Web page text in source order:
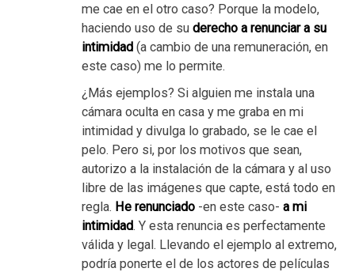
me cae en el otro caso? Porque la modelo,
haciendo uso de su derecho a renunciar a su
intimidad (a cambio de una remuneración, en
este caso) me lo permite.
¿Más ejemplos? Si alguien me instala una
cámara oculta en casa y me graba en mi
intimidad y divulga lo grabado, se le cae el
pelo. Pero si, por los motivos que sean,
autorizo a la instalación de la cámara y al uso
libre de las imágenes que capte, está todo en
regla. He renunciado -en este caso- a mi
intimidad. Y esta renuncia es perfectamente
válida y legal. Llevando el ejemplo al extremo,
podría ponerte el de los actores de películas